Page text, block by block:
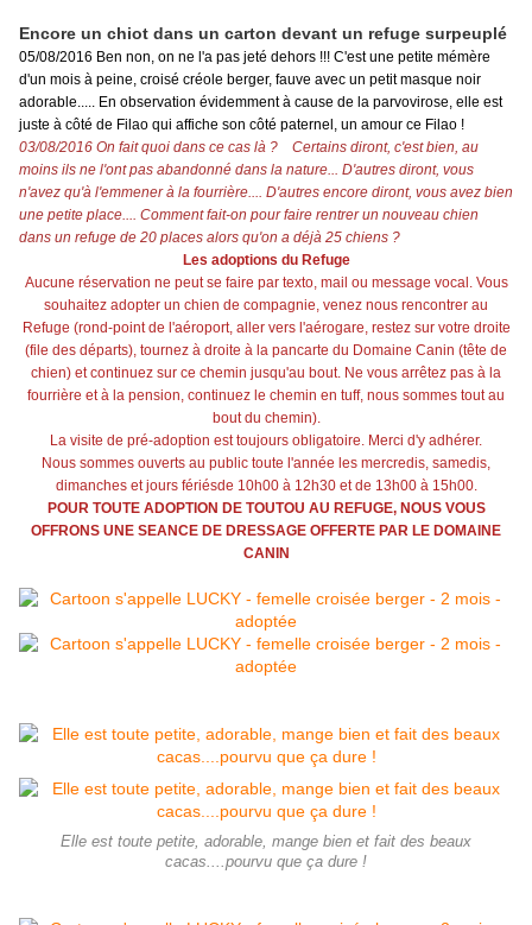
Encore un chiot dans un carton devant un refuge surpeuplé
05/08/2016 Ben non, on ne l'a pas jeté dehors !!! C'est une petite mémère
d'un mois à peine, croisé créole berger, fauve avec un petit masque noir
adorable..... En observation évidemment à cause de la parvovirose, elle est
juste à côté de Filao qui affiche son côté paternel, un amour ce Filao !
03/08/2016 On fait quoi dans ce cas là ? Certains diront, c'est bien, au
moins ils ne l'ont pas abandonné dans la nature... D'autres diront, vous
n'avez qu'à l'emmener à la fourrière.... D'autres encore diront, vous avez bien
une petite place.... Comment fait-on pour faire rentrer un nouveau chien
dans un refuge de 20 places alors qu'on a déjà 25 chiens ?
Les adoptions du Refuge
Aucune réservation ne peut se faire par texto, mail ou message vocal. Vous
souhaitez adopter un chien de compagnie, venez nous rencontrer au
Refuge (rond-point de l'aéroport, aller vers l'aérogare, restez sur votre droite
(file des départs), tournez à droite à la pancarte du Domaine Canin (tête de
chien) et continuez sur ce chemin jusqu'au bout. Ne vous arrêtez pas à la
fourrière et à la pension, continuez le chemin en tuff, nous sommes tout au
bout du chemin).
La visite de pré-adoption est toujours obligatoire. Merci d'y adhérer.
Nous sommes ouverts au public toute l'année les mercredis, samedis,
dimanches et jours fériésde 10h00 à 12h30 et de 13h00 à 15h00.
POUR TOUTE ADOPTION DE TOUTOU AU REFUGE, NOUS VOUS
OFFRONS UNE SEANCE DE DRESSAGE OFFERTE PAR LE DOMAINE
CANIN
Elle est toute petite, adorable, mange bien et fait des beaux
cacas....pourvu que ça dure !